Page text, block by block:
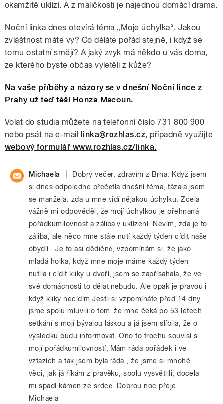
okamžitě uklízí. A z maličkosti je najednou domácí drama.
Noční linka dnes otevírá téma „Moje úchylka“. Jakou
zvláštnost máte vy? Co děláte pořád stejně, i když se
tomu ostatní smějí? A jaký zvyk má někdo u vás doma,
ze kterého byste občas vyletěli z kůže?
Na vaše příběhy a názory se v dnešní Noční lince z
Prahy už teď těší Honza Macoun.
Volat do studia můžete na telefonní číslo 731 800 900
nebo psát na e-mail linka@rozhlas.cz, případně využijte
webový formulář www.rozhlas.cz/linka.
Michaela
Dobrý večer, zdravím z Brna. Když jsem
si dnes odpoledne přečetla dnešní téma, tázala jsem
se manžela, zda u mne vidí nějakou úchylku. Zcela
vážně mi odpověděl, že mojí úchylkou je přehnaná
pořádkumilovnost a záliba v uklízení. Nevím, zda je to
záliba, ale něco mne stále nutí každý týden cídit naše
obydlí . Je to asi dědičné, vzpomínám si, že jako
mladá holka, když mne moje máme každý týden
nutila i cídit kliky u dveří, jsem se zapřísahala, že ve
své domácnosti to dělat nebudu. Ale opak je pravou i
když kliky necídím.Jestli si vzpomínáte před 14 dny
jsme spolu mluvili o tom, že mne čeká po 53 letech
setkání s mojí bývalou láskou a já jsem slíbila, že o
výsledku budu informovat. Ono to trochu souvisí s
mojí pořádkumilovností, Mám ráda pořádek i ve
vztazích a tak jsem byla ráda , že jsme si mnohé
věci, jak já říkám z pravěku, spolu vysvětlili, docela
mi spadl kámen ze srdce. Dobrou noc přeje
Michaela